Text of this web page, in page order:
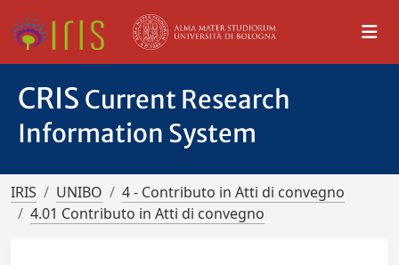
CRIS Current Research
Information System
IRIS UNIBO
4 - Contributo in Atti di convegno
4.01 Contributo in Atti di convegno